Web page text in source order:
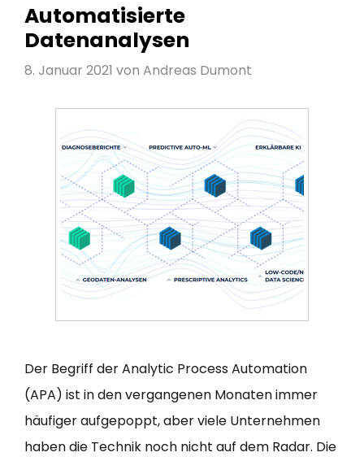
Automatisierte
Datenanalysen
8. Januar 2021 von Andreas Dumont
Der Begriff der Analytic Process Automation
(APA) ist in den vergangenen Monaten immer
häufiger aufgepoppt, aber viele Unternehmen
haben die Technik noch nicht auf dem Radar. Die